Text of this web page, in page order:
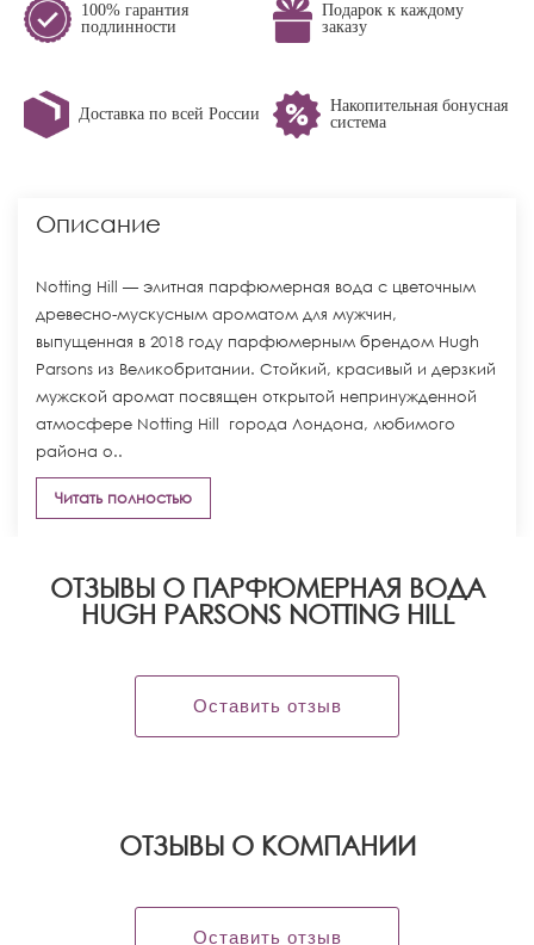
100% гарантия
подлинности
Подарок к каждому
заказу
Доставка по всей России
Накопительная бонусная
система
Описание
Notting Hill — элитная парфюмерная вода с цветочным
древесно-мускусным ароматом для мужчин,
выпущенная в 2018 году парфюмерным брендом Hugh
Parsons из Великобритании. Стойкий, красивый и дерзкий
мужской аромат посвящен открытой непринужденной
атмосфере Notting Hill города Лондона, любимого
района о..
Читать полностью
ОТЗЫВЫ О ПАРФЮМЕРНАЯ ВОДА
HUGH PARSONS NOTTING HILL
Оставить отзыв
OТЗЫВЫ О КОМПАНИИ
Оставить отзыв